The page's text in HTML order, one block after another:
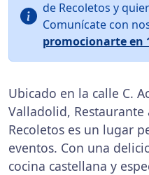
de Recoletos y
Comunícate con
promocionarte en
Ubicado en la calle C.
Valladolid, Restaurante
Recoletos es un lugar
eventos. Con una
cocina castellana y